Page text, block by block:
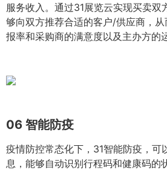
服务收入。通过31展览云实现买卖双
够向双方推荐合适的客户/供应商，
报率和采购商的满意度以及主办方的
06 智能防疫
疫情防控常态化下，31智能防疫，可
息，能够自动识别行程码和健康码的